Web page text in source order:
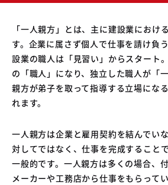
03 RELIVE
04 中古車買取販売テン
05 NOJ岡山店
「一人親方」とは、主に建設業におけ
す。企業に属さず個人で仕事を請け負
設業の職人は「見習い」からスタート
の「職人」になり、独立した職人が「
親方が弟子を取って指導する立場にな
れます。
一人親方は企業と雇用契約を結んでい
対してではなく、仕事を完成すること
一般的です。一人親方は多くの場合、
メーカーや工務店から仕事をもらって